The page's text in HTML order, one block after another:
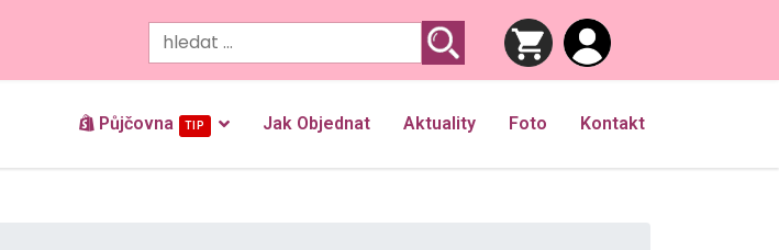
Půjčovna TIP Jak Objednat Aktuality Foto Kontakt